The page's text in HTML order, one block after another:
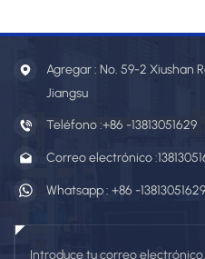
Refrigeración Industrial.
Agregar : No. 59-2 Xiushan
Jiangsu
Teléfono :+86 -13813051629
Correo electrónico :
Whatsapp : +86 -13813051629